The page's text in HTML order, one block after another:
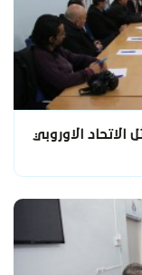
الاوروبي